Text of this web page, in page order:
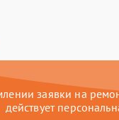
заявки на
действует